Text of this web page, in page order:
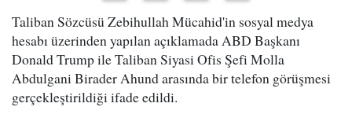
Taliban Sözcüsü Zebihullah Mücahid'in sosyal medya
hesabı üzerinden yapılan açıklamada ABD Başkanı
Donald Trump ile Taliban Siyasi Ofis Şefi Molla
Abdulgani Birader Ahund arasında bir telefon görüşmesi
gerçekleştirildiği ifade edildi.